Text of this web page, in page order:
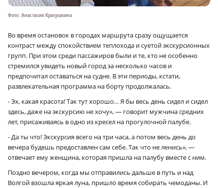
Фото: Анастасия Красушкина
Во время остановок в городах маршрута сразу ощущается
контраст между спокойствием теплохода и суетой экскурсионных
групп. При этом среди пассажиров были и те, кто не особенно
стремился увидеть новый город за несколько часов и
предпочитал оставаться на судне. В эти периоды, кстати,
развлекательная программа на борту продолжалась.
- Эх, какая красота! Так тут хорошо… Я бы весь день сидел и сидел
здесь, даже на экскурсию не хочу», — говорит мужчина средних
лет, присаживаясь в одно из кресел на прогулочной палубе.
- Да ты что! Экскурсия всего на три часа, а потом весь день до
вечера будешь предоставлен сам себе. Так что не ленись», —
отвечает ему женщина, которая пришла на палубу вместе с ним.
Поздно вечером, когда мы отправились дальше в путь и над
Волгой взошла яркая луна, пришло время собирать чемоданы. И